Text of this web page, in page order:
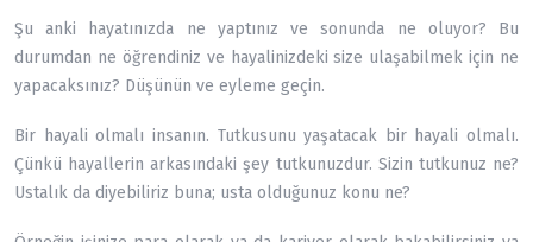
Şu anki hayatınızda ne yaptınız ve sonunda ne oluyor? Bu
durumdan ne öğrendiniz ve hayalinizdeki size ulaşabilmek için ne
yapacaksınız? Düşünün ve eyleme geçin.
Bir hayali olmalı insanın. Tutkusunu yaşatacak bir hayali olmalı.
Çünkü hayallerin arkasındaki şey tutkunuzdur. Sizin tutkunuz ne?
Ustalık da diyebiliriz buna; usta olduğunuz konu ne?